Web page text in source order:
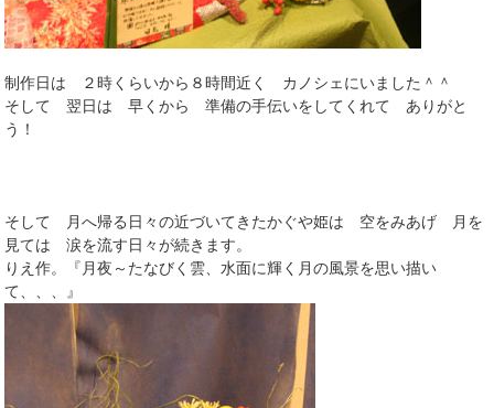
制作日は ２時くらいから８時間近く カノシェにいました＾＾
そして 翌日は 早くから 準備の手伝いをしてくれて ありがと
う！
そして 月へ帰る日々の近づいてきたかぐや姫は 空をみあげ 月を
見ては 涙を流す日々が続きます。
りえ作。『月夜～たなびく雲、水面に輝く月の風景を思い描い
て、、、』